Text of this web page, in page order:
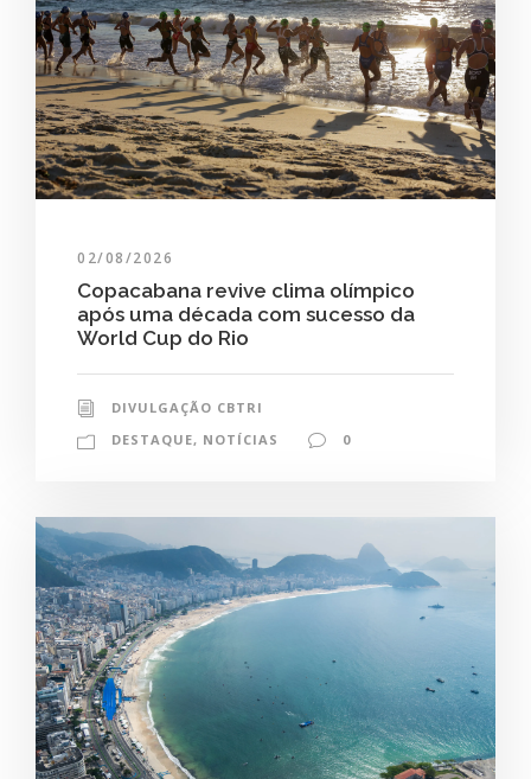
02/08/2026
Copacabana revive clima olímpico
após uma década com sucesso da
World Cup do Rio
DIVULGAÇÃO CBTRI
DESTAQUE, NOTÍCIAS 0